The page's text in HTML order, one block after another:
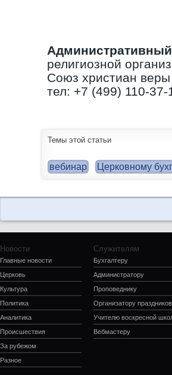
религиозной
Союз христиан веры
тел: +7 (499) 110-
Темы этой статьи
вебинар Церковному
Новости
Главные новости
Церковь
Культура
Политика
Аналитика
Происшествия
За рубежом
Разное
Служителям
Бухгалтеру
Администратору
Проповеднику
Организатору праздников
Учителю воскресной
Вебмастеру